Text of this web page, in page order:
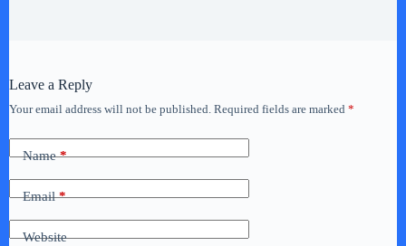
Leave a Reply
Your email address will not be published. Required fields are marked *
Name*
Email*
Website